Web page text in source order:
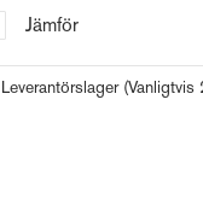
Jämför
Leverantörslager (Vanligtvis